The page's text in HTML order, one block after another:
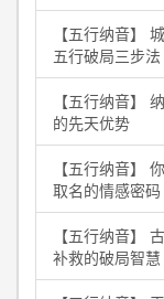
【五行纳音】
五行破局三步法
【五行纳音】
的先天优势
【五行纳音】
取名的情感密码
【五行纳音】
补救的破局智慧